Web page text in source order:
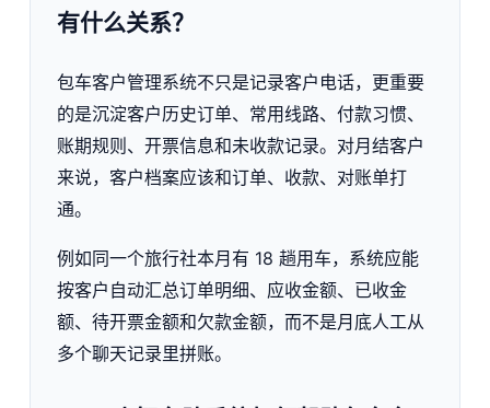
有什么关系？
包车客户管理系统不只是记录客户电话，更重要
的是沉淀客户历史订单、常用线路、付款习惯、
账期规则、开票信息和未收款记录。对月结客户
来说，客户档案应该和订单、收款、对账单打
通。
例如同一个旅行社本月有 18 趟用车，系统应能
按客户自动汇总订单明细、应收金额、已收金
额、待开票金额和欠款金额，而不是月底人工从
多个聊天记录里拼账。